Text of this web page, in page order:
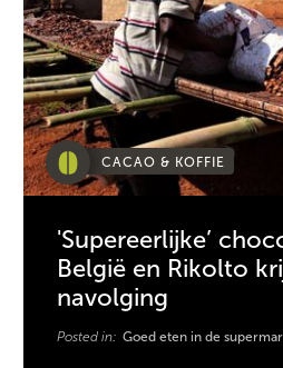
CACAO & KOFFIE
'Supereerlijke’
België en Rikolto
navolging
Posted in: Goed eten in de